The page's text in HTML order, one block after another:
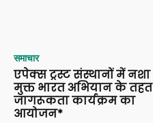
समाचार
एपेक्स ट्रस्ट संस्थानों में नशा
मुक्त भारत अभियान के तहत
जागरूकता कार्यक्रम का
आयोजन*